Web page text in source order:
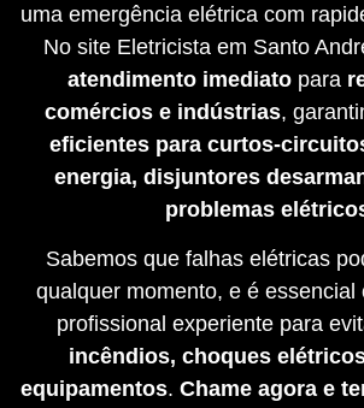
uma emergência elétrica com
No site Eletricista em Santo
atendimento imediato para
comércios e indústrias,
eficientes para curtos-
energia, disjuntores
problemas
Sabemos que falhas elétricas
qualquer momento, e é essencial
profissional experiente para
incêndios, choques
equipamentos. Chame agora e